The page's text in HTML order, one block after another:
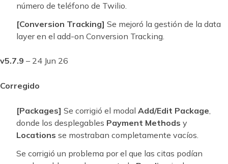
número de teléfono de Twilio.
[Conversion Tracking] Se mejoró la gestión de la data
layer en el add-on Conversion Tracking.
v5.7.9 – 24 Jun 26
Corregido
[Packages] Se corrigió el modal Add/Edit Package,
donde los desplegables Payment Methods y
Locations se mostraban completamente vacíos.
Se corrigió un problema por el que las citas podían